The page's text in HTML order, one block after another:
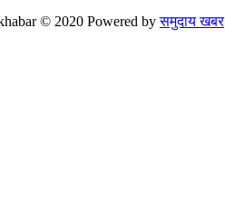
© 2020 Powered byसमुदाय खबर